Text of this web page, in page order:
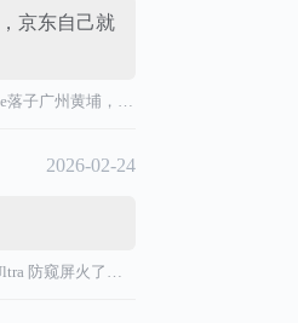
京东自己就
码机器人产业基础设施布局
2026-02-24
球核心战略伙伴名单大曝光